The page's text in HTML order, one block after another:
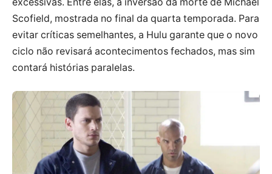
Scofield, mostrada no final da quarta temporada. Para
evitar críticas semelhantes, a Hulu garante que o novo
ciclo não revisará acontecimentos fechados, mas sim
contará histórias paralelas.